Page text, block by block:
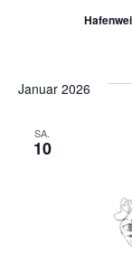
Januar 2026
SA.
10